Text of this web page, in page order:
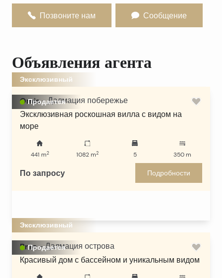
Позвоните нам Сообщение
Объявления агента
Продается
Эксклюзивный
Omis - Далмация побережье
Эксклюзивная роскошная вилла с видом на
море
441 m2 1082m2 5 350 m
По запросу Подробности
Продается
Эксклюзивный
Brac - Далмация острова
Красивый дом с бассейном и уникальным видом